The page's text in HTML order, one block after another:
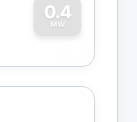
0.4
MW
0